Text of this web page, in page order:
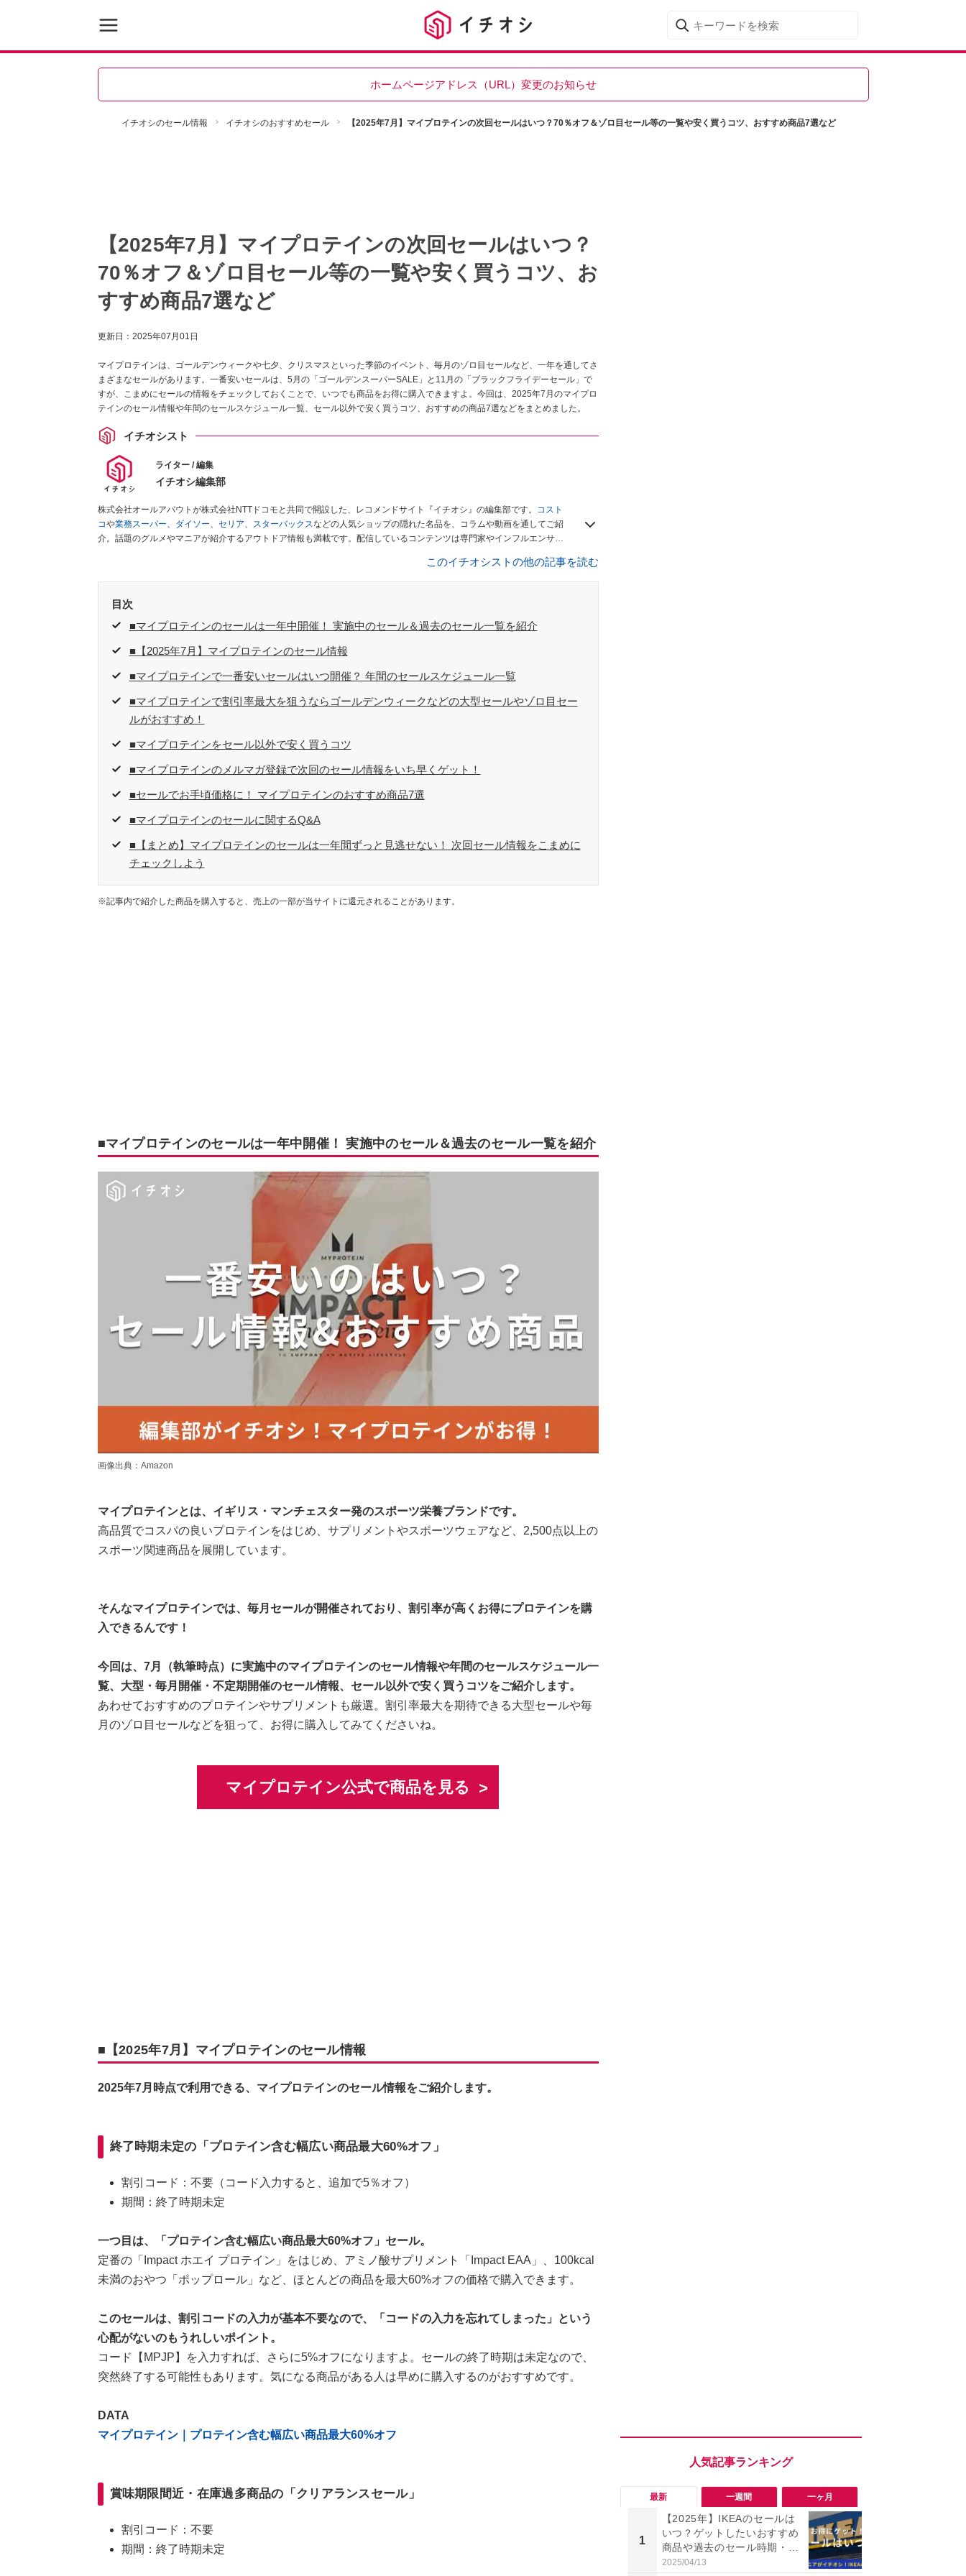
ホームページアドレス（URL）変更のお知らせ
イチオシのセール情報 イチオシのおすすめセール 【2025年7月】マイプロテインの次回セールはいつ？70％オフ＆ゾロ目セール等の一覧や安く買うコツ、おすすめ商品7選など
【2025年7月】マイプロテインの次回セールはいつ？
70％オフ＆ゾロ目セール等の一覧や安く買うコツ、お
すすめ商品7選など
更新日： 2025年07月01日
マイプロテインは、ゴールデンウィークや七夕、クリスマスといった季節のイベント、毎月のゾロ目セールなど、一年を通してさ
まざまなセールがあります。一番安いセールは、5月の「ゴールデンスーパーSALE」と11月の「ブラックフライデーセール」で
すが、こまめにセールの情報をチェックしておくことで、いつでも商品をお得に購入できますよ。今回は、2025年7月のマイプロ
テインのセール情報や年間のセールスケジュール一覧、セール以外で安く買うコツ、おすすめの商品7選などをまとめました。
イチオシスト
ライター / 編集
イチオシ編集部
株式会社オールアバウトが株式会社NTTドコモと共同で開設した、レコメンドサイト『イチオシ』の編集部です。
コスト
コや業務スーパー、 ダイソー、 セリア、 スターバックスなどの人気ショップの隠れた名品を、コラムや動画を通してご紹
介。話題のグルメやマニアが紹介するアウトドア情報も満載です。配信しているコンテンツは専門家やインフルエンサー
このイチオシストの他の記事を読む
目次
■マイプロテインのセールは一年中開催！ 実施中のセール＆過去のセール一覧を紹介
■【2025年7月】マイプロテインのセール情報
■マイプロテインで一番安いセールはいつ開催？ 年間のセールスケジュール一覧
■マイプロテインで割引率最大を狙うならゴールデンウィークなどの大型セールやゾロ目セー
ルがおすすめ！
■マイプロテインをセール以外で安く買うコツ
■マイプロテインのメルマガ登録で次回のセール情報をいち早くゲット！
■セールでお手頃価格に！ マイプロテインのおすすめ商品7選
■マイプロテインのセールに関するQ&A
■【まとめ】マイプロテインのセールは一年間ずっと見逃せない！ 次回セール情報をこまめに
チェックしよう
※記事内で紹介した商品を購入すると、売上の一部が当サイトに還元されることがあります。
■マイプロテインのセールは一年中開催！ 実施中のセール＆過去のセール一覧を紹介
画像出典：Amazon
マイプロテインとは、イギリス・マンチェスター発のスポーツ栄養ブランドです。
高品質でコスパの良いプロテインをはじめ、サプリメントやスポーツウェアなど、2,500点以上の
スポーツ関連商品を展開しています。
そんなマイプロテインでは、毎月セールが開催されており、割引率が高くお得にプロテインを購
入できるんです！
今回は、7月（執筆時点）に実施中のマイプロテインのセール情報や年間のセールスケジュール一
覧、大型・毎月開催・不定期開催のセール情報、セール以外で安く買うコツをご紹介します。
あわせておすすめのプロテインやサプリメントも厳選。割引率最大を期待できる大型セールや毎
月のゾロ目セールなどを狙って、お得に購入してみてくださいね。
マイプロテイン公式で商品を見る
■【2025年7月】マイプロテインのセール情報
2025年7月時点で利用できる、マイプロテインのセール情報をご紹介します。
終了時期未定の「プロテイン含む幅広い商品最大60%オフ」
割引コード：不要（コード入力すると、追加で5％オフ）
期間：終了時期未定
一つ目は、「プロテイン含む幅広い商品最大60%オフ」セール。
定番の「Impact ホエイ プロテイン」をはじめ、アミノ酸サプリメント「Impact EAA」、100kcal
未満のおやつ「ポップロール」など、ほとんどの商品を最大60%オフの価格で購入できます。
このセールは、割引コードの入力が基本不要なので、「コードの入力を忘れてしまった」という
心配がないのもうれしいポイント。
コード【MPJP】を入力すれば、さらに5%オフになりますよ。セールの終了時期は未定なので、
突然終了する可能性もあります。気になる商品がある人は早めに購入するのがおすすめです。
DATA
マイプロテイン｜プロテイン含む幅広い商品最大60%オフ
賞味期限間近・在庫過多商品の「クリアランスセール」
割引コード：不要
期間：終了時期未定
最新 一週間 一ヶ月
1
【2025年】IKEAのセールは
いつ？ゲットしたいおすすめ
商品や過去のセール時期・Am
azon楽天セールも紹介！
2025/04/13